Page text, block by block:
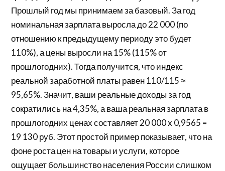
Прошлый год мы принимаем за базовый. За год
номинальная зарплата выросла до 22 000 (по
отношению к предыдущему периоду это будет
110%), а цены выросли на 15% (115% от
прошлогодних). Тогда получится, что индекс
реальной заработной платы равен 110/115 ≈
95,65%. Значит, ваши реальные доходы за год
сократились на 4,35%, а ваша реальная зарплата в
прошлогодних ценах составляет 20 000 x 0,9565 =
19 130 руб. Этот простой пример показывает, что на
фоне роста цен на товары и услуги, которое
ощущает большинство населения России слишком